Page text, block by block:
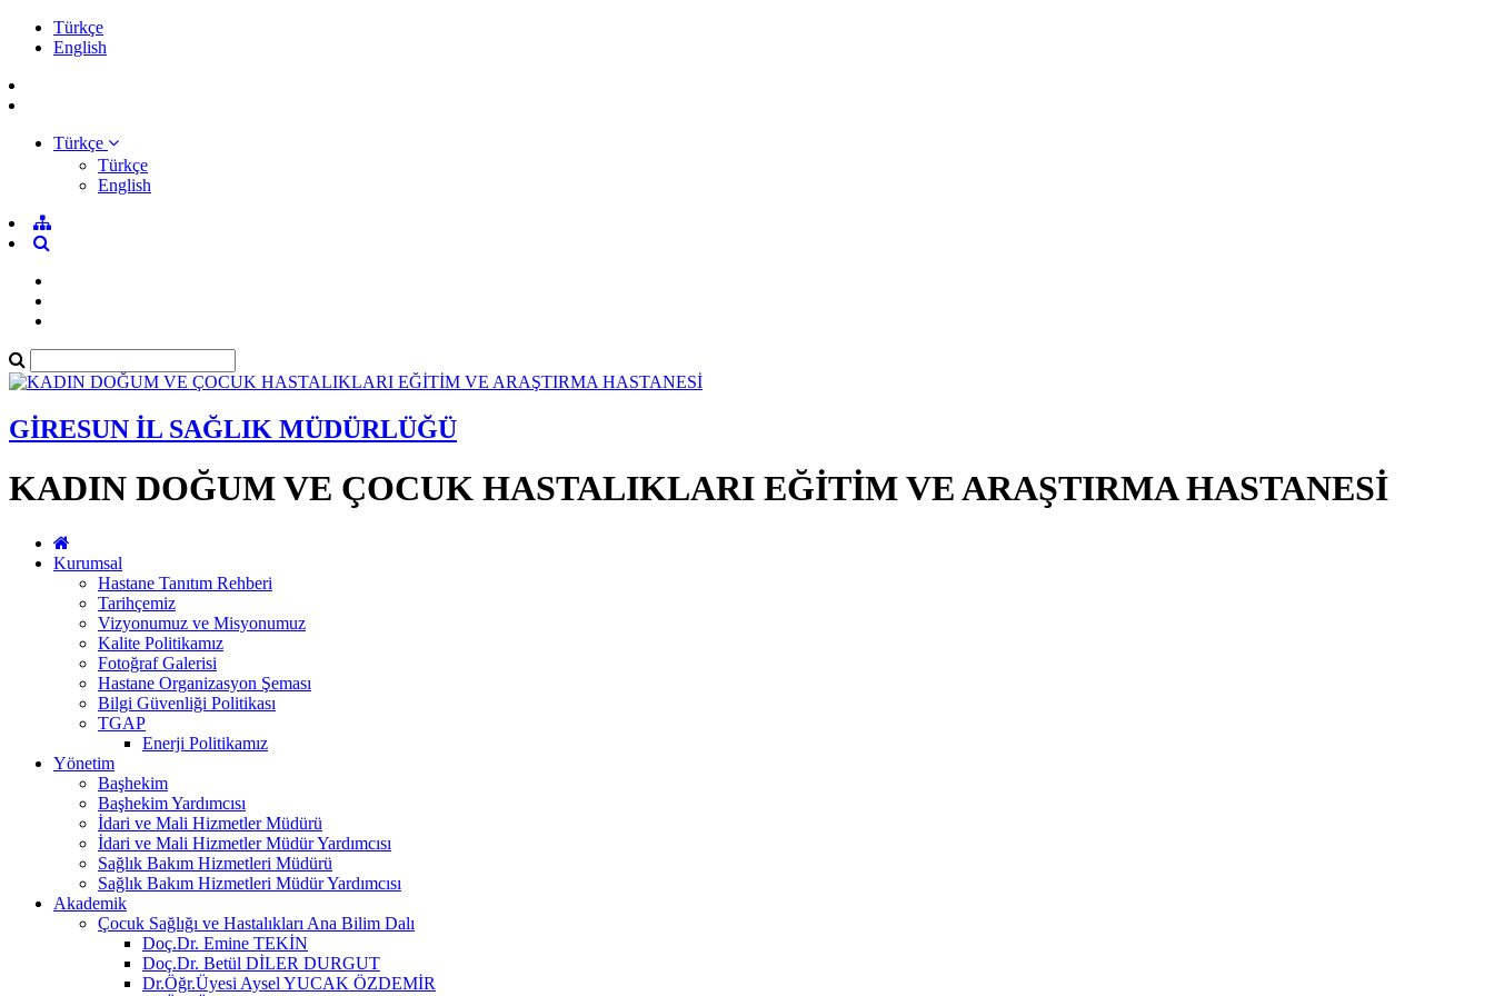
Türkçe
English
Türkçe
Türkçe
English
GİRESUN İL SAĞLIK MÜDÜRLÜĞÜ
KADIN DOĞUM VE ÇOCUK HASTALIKLARI EĞİTİM VE ARAŞTIRMA HASTANESİ
Kurumsal
Hastane Tanıtım Rehberi
Tarihçemiz
Vizyonumuz ve Misyonumuz
Kalite Politikamız
Fotoğraf Galerisi
Hastane Organizasyon Şeması
Bilgi Güvenliği Politikası
TGAP
Enerji Politikamız
Yönetim
Başhekim
Başhekim Yardımcısı
İdari ve Mali Hizmetler Müdürü
İdari ve Mali Hizmetler Müdür Yardımcısı
Sağlık Bakım Hizmetleri Müdürü
Sağlık Bakım Hizmetleri Müdür Yardımcısı
Akademik
Çocuk Sağlığı ve Hastalıkları Ana Bilim Dalı
Doç.Dr. Emine TEKİN
Doç.Dr. Betül DİLER DURGUT
Dr.Öğr.Üyesi Aysel YUCAK ÖZDEMİR